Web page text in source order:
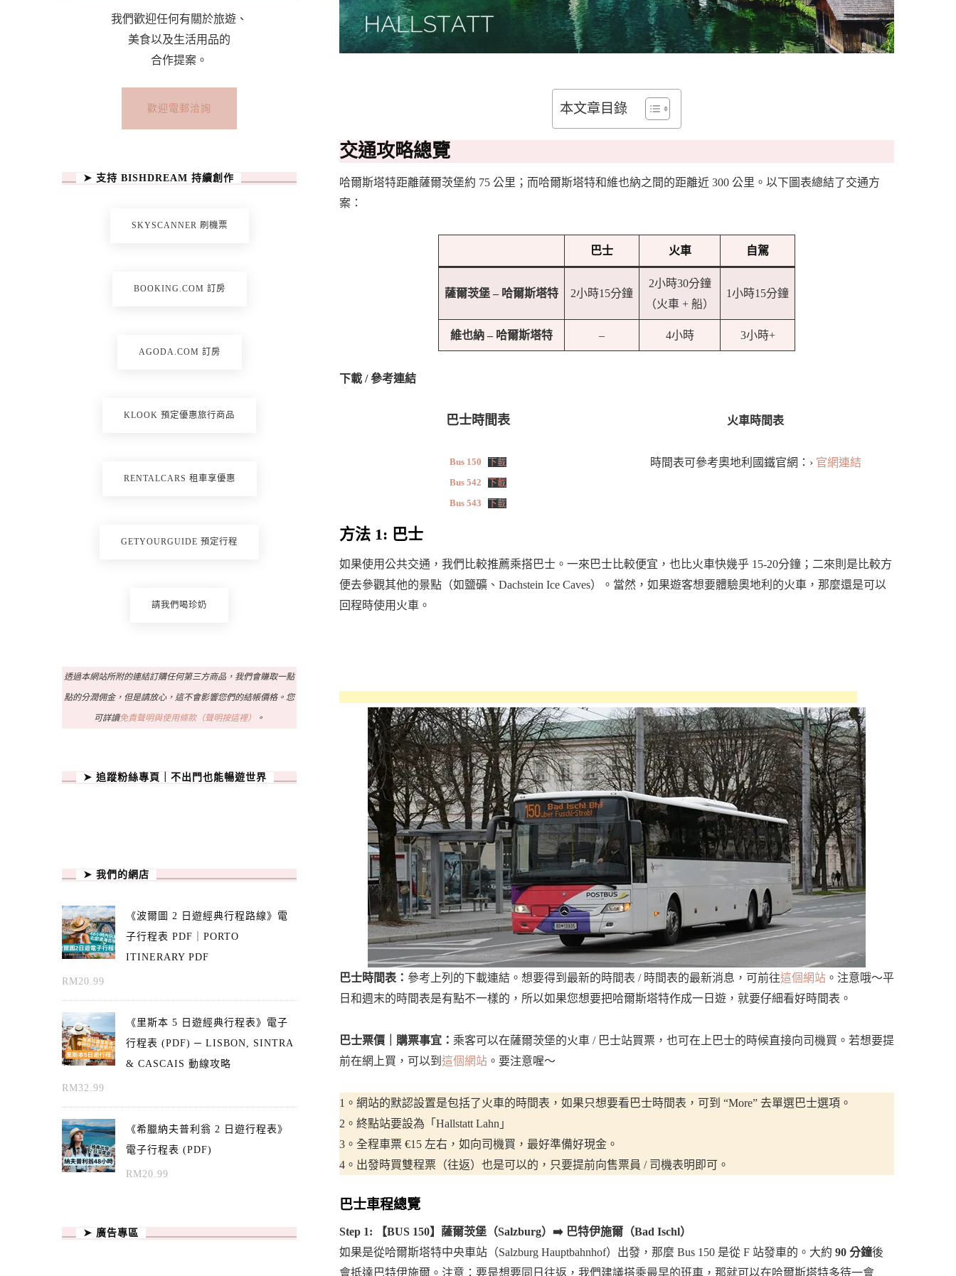
本文章目錄
交通攻略總覽
哈爾斯塔特距離薩爾茨堡約 75 公里；而哈爾斯塔特和維也納之間的距離近 300 公里。以下圖表總結了交通方
案：
巴士 火車 自駕
薩爾茨堡 – 哈爾斯塔特 2小時15分鐘
2小時30分鐘
（火車 + 船）
1小時15分鐘
維也納 – 哈爾斯塔特 – 4小時 3小時+
下載 / 參考連結
巴士時間表
Bus 150 下載
Bus 542 下載
Bus 543 下載
火車時間表
時間表可參考奧地利國鐵官網：› 官網連結
方法 1: 巴士
如果使用公共交通，我們比較推薦乘搭巴士。一來巴士比較便宜，也比火車快幾乎 15-20分鐘；二來則是比較方
便去參觀其他的景點（如鹽礦、Dachstein Ice Caves）。當然，如果遊客想要體驗奧地利的火車，那麼還是可以
回程時使用火車。
巴士時間表： 參考上列的下載連結。想要得到最新的時間表 / 時間表的最新消息，可前往這個網站 。注意哦～平
日和週末的時間表是有點不一樣的，所以如果您想要把哈爾斯塔特作成一日遊，就要仔細看好時間表。
巴士票價｜購票事宜： 乘客可以在薩爾茨堡的火車 / 巴士站買票，也可在上巴士的時候直接向司機買。若想要提
前在網上買，可以到 這個網站 。要注意喔～
1。網站的默認設置是包括了火車的時間表，如果只想要看巴士時間表，可到 “More” 去單選巴士選項。
2。終點站要設為「Hallstatt Lahn」
3。全程車票 €15 左右，如向司機買，最好準備好現金。
4。出發時買雙程票（往返）也是可以的，只要提前向售票員 / 司機表明即可。
巴士車程總覽
Step 1: 【BUS 150】薩爾茨堡（Salzburg）➡️ 巴特伊施爾（Bad Ischl）
如果是從哈爾斯塔特中央車站（Salzburg Hauptbahnhof）出發，那麼 Bus 150 是從 F 站發車的。大約 90 分鐘後
會抵達巴特伊施爾。注意：要是想要同日往返，我們建議搭乘最早的班車，那就可以在哈爾斯塔特多待一會
我們歡迎任何有關於旅遊、
美食以及生活用品的
合作提案。
歡迎電郵洽詢
➤ 支持 BISHDREAM 持續創作
SKYSCANNER 刷機票
BOOKING.COM 訂房
AGODA.COM 訂房
KLOOK 預定優惠旅行商品
RENTALCARS 租車享優惠
GETYOURGUIDE 預定行程
請我們喝珍奶
透過本網站所附的連結訂購任何第三方商品，我們會賺取一點
點的分潤佣金，但是請放心，這不會影響您們的結帳價格。您
可詳讀免責聲明與使用條款（聲明按這裡） 。
➤ 追蹤粉絲專頁｜不出門也能暢遊世界
➤ 我們的網店
《波爾圖 2 日遊經典行程路線》電
子行程表 PDF｜PORTO
ITINERARY PDF
RM20.99
《里斯本 5 日遊經典行程表》電子
行程表 (PDF) ─ LISBON, SINTRA
& CASCAIS 動線攻略
RM32.99
《希臘納夫普利翁 2 日遊行程表》
電子行程表 (PDF)
RM20.99
➤ 廣告專區